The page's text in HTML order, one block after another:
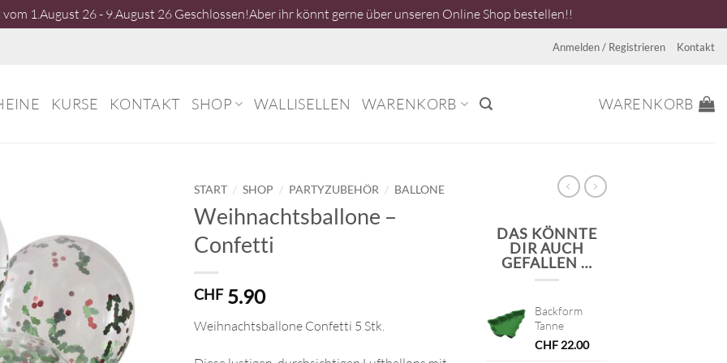
1.August 26 - 9.August 26 Geschlossen!Aber ihr könnt gerne über unseren Online Shop bestellen!!
Anmelden / Registrieren Kontakt
KURSE KONTAKT SHOP WALLISELLEN WARENKORB WARENKORB
START / SHOP / PARTYZUBEHÖR / BALLONE
Weihnachtsballone –
Confetti
CHF5.90
Weihnachtsballone Confetti 5 Stk.
DAS KÖNNTE
DIR AUCH
GEFALLEN …
Backform
Tanne
CHF22.00